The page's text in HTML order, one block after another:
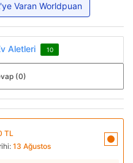
Varan Worldpuan
Aletleri 10
(0)
TL
13 Ağustos